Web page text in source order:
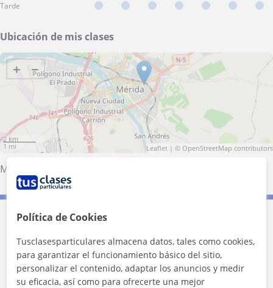
Tarde
Ubicación de mis clases
+ −
2 km
1 mi
Leaflet | © OpenStreetMap contributors
Mérida
Contacta con Claudia
Tarifa 10
1ª clase gratis
Política de Cookies
Tusclasesparticulares almacena datos, tales como cookies,
para garantizar el funcionamiento básico del sitio,
personalizar el contenido, adaptar los anuncios y medir
su eficacia, así como para ofrecerte una mejor